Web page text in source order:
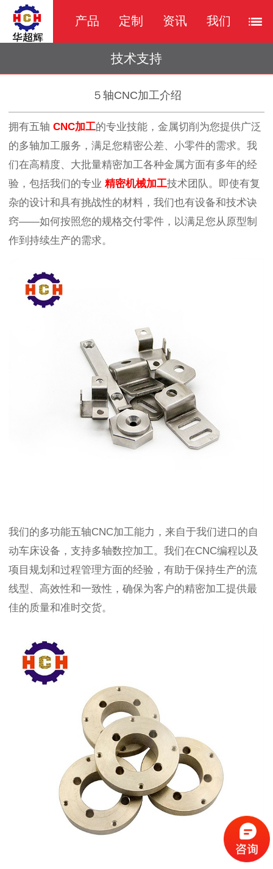
产品 定制 资讯 我们
技术支持
５轴CNC加工介绍
拥有五轴 CNC加工的专业技能，金属切削为您提供广泛
的多轴加工服务，满足您精密公差、小零件的需求。我
们在高精度、大批量精密加工各种金属方面有多年的经
验，包括我们的专业 精密机械加工技术团队。即使有复
杂的设计和具有挑战性的材料，我们也有设备和技术诀
窍——如何按照您的规格交付零件，以满足您从原型制
作到持续生产的需求。
我们的多功能五轴CNC加工能力，来自于我们进口的自
动车床设备，支持多轴数控加工。我们在CNC编程以及
项目规划和过程管理方面的经验，有助于保持生产的流
线型、高效性和一致性，确保为客户的精密加工提供最
佳的质量和准时交货。